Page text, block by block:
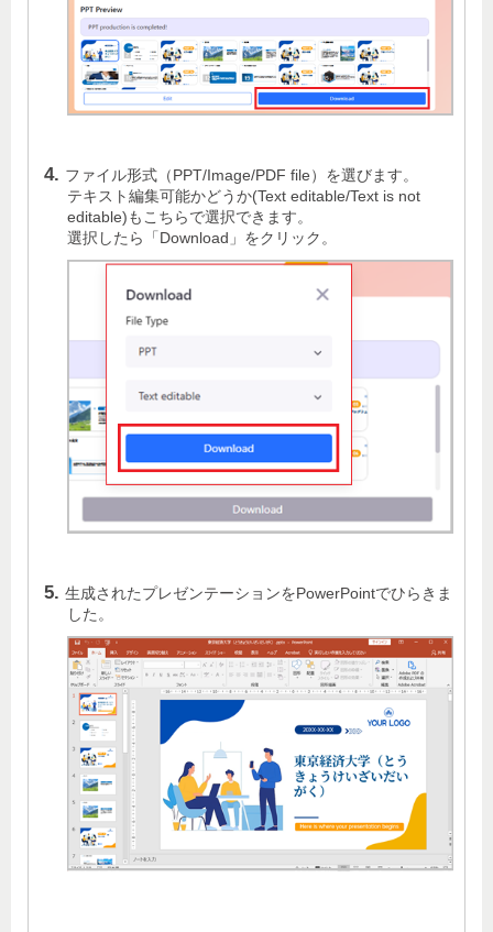
ファイル形式（PPT/Image/PDF file）を選びます。
テキスト編集可能かどうか(Text editable/Text is not
editable)もこちらで選択できます。
選択したら「Download」をクリック。
生成されたプレゼンテーションをPowerPointでひらきま
した。